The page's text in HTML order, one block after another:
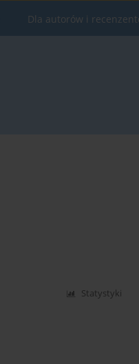
Dla autorów i
Statystyki